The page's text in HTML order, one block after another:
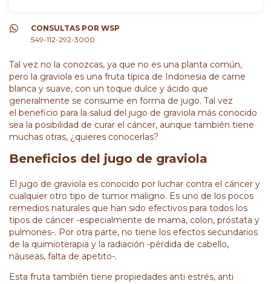
CONSULTAS POR WSP
549-112-292-3000
Tal vez no la conozcas, ya que no es una planta común,
pero la graviola es una fruta típica de Indonesia de carne
blanca y suave, con un toque dulce y ácido que
generalmente se consume en forma de jugo. Tal vez
el beneficio para la salud del jugo de graviola más conocido
sea la posibilidad de curar el cáncer, aunque también tiene
muchas otras, ¿quieres conocerlas?
Beneficios del jugo de graviola
El jugo de graviola es conocido por luchar contra el cáncer y
cualquier otro tipo de tumor maligno. Es uno de los pocos
remedios naturales que han sido efectivos para todos los
tipos de cáncer -especialmente de mama, colon, próstata y
pulmones-. Por otra parte, no tiene los efectos secundarios
de la quimioterapia y la radiación -pérdida de cabello,
náuseas, falta de apetito-.
Esta fruta también tiene propiedades anti estrés, anti